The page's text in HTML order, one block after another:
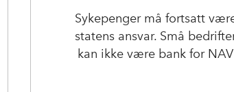
Sykepenger må fortsatt
statens ansvar. Små
kan ikke være bank for NAV